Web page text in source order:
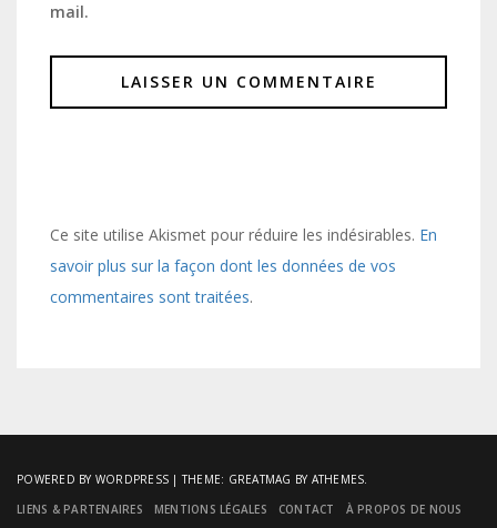
mail.
Ce site utilise Akismet pour réduire les indésirables. En
savoir plus sur la façon dont les données de vos
commentaires sont traitées.
POWERED BY WORDPRESS |THEME: GREATMAG BY ATHEMES.
LIENS & PARTENAIRES
MENTIONS LÉGALES CONTACT À PROPOS DE NOUS